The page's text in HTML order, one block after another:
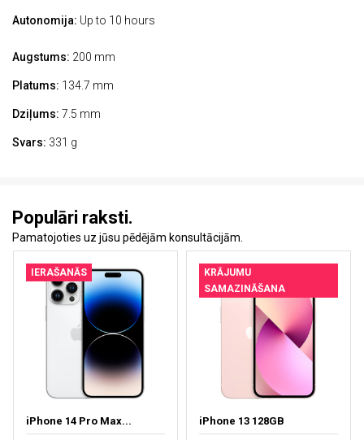
Autonomija: Up to 10 hours
Augstums: 200 mm
Platums: 134.7 mm
Dziļums: 7.5 mm
Svars: 331 g
Populāri raksti.
Pamatojoties uz jūsu pēdējām konsultācijām.
IERAŠANĀS
iPhone 14 Pro Max...
KRĀJUMU
SAMAZINĀŠANA
iPhone 13 128GB